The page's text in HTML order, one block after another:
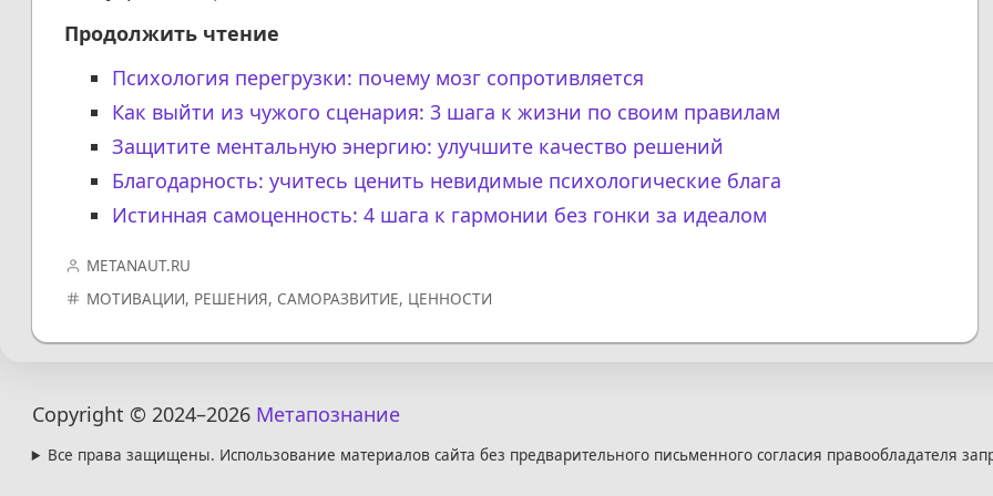
Продолжить чтение
Психология перегрузки: почему мозг сопротивляется
Как выйти из чужого сценария: 3 шага к жизни по своим правилам
Защитите ментальную энергию: улучшите качество решений
Благодарность: учитесь ценить невидимые психологические блага
Истинная самоценность: 4 шага к гармонии без гонки за идеалом
METANAUT.RU
МОТИВАЦИИ, РЕШЕНИЯ, САМОРАЗВИТИЕ, ЦЕННОСТИ
Copyright © 2024–2026 Метапознание
Все права защищены. Использование материалов сайта без предварительного письменного согласия правообладателя